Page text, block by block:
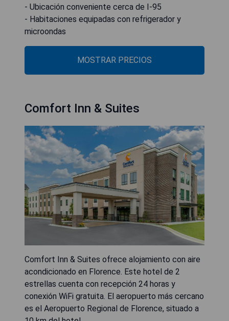
- Ubicación conveniente cerca de I-95
- Habitaciones equipadas con refrigerador y
microondas
MOSTRAR PRECIOS
Comfort Inn & Suites
Comfort Inn & Suites ofrece alojamiento con aire
acondicionado en Florence. Este hotel de 2
estrellas cuenta con recepción 24 horas y
conexión WiFi gratuita. El aeropuerto más cercano
es el Aeropuerto Regional de Florence, situado a